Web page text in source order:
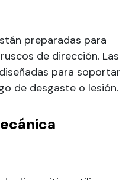
preparadas para
de dirección. Las
para soportar
de desgaste o lesión.